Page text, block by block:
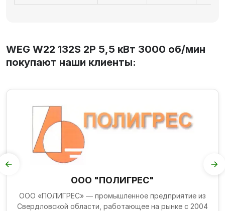
WEG W22 132S 2P 5,5 кВт 3000 об/мин
покупают наши клиенты:
ООО "ПОЛИГРЕС"
ООО «ПОЛИГРЕС» — промышленное предприятие из
Свердловской области, работающее на рынке с 2004